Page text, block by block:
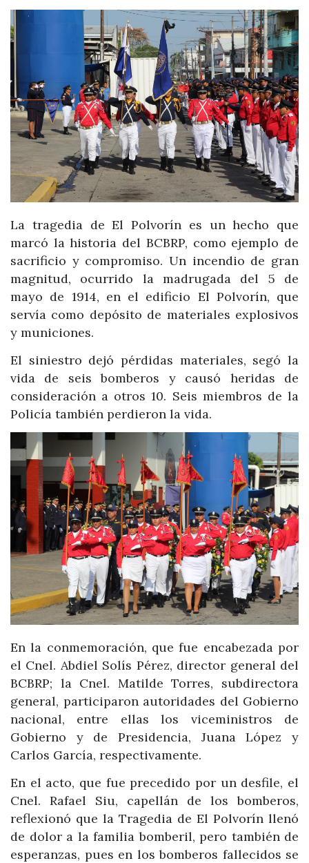
La tragedia de El Polvorín es un hecho que
marcó la historia del BCBRP, como ejemplo de
sacrificio y compromiso. Un incendio de gran
magnitud, ocurrido la madrugada del 5 de
mayo de 1914, en el edificio El Polvorín, que
servía como depósito de materiales explosivos
y municiones.
El siniestro dejó pérdidas materiales, segó la
vida de seis bomberos y causó heridas de
consideración a otros 10. Seis miembros de la
Policía también perdieron la vida.
En la conmemoración, que fue encabezada por
el Cnel. Abdiel Solís Pérez, director general del
BCBRP; la Cnel. Matilde Torres, subdirectora
general, participaron autoridades del Gobierno
nacional, entre ellas los viceministros de
Gobierno y de Presidencia, Juana López y
Carlos García, respectivamente.
En el acto, que fue precedido por un desfile, el
Cnel. Rafael Siu, capellán de los bomberos,
reflexionó que la Tragedia de El Polvorín llenó
de dolor a la familia bomberil, pero también de
esperanzas, pues en los bomberos fallecidos se